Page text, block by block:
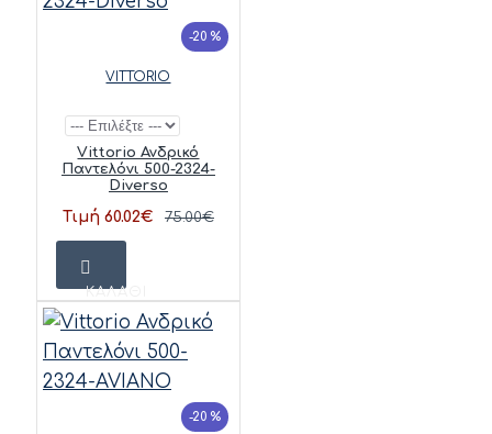
-20 %
VITTORIO
Vittorio Ανδρικό
Παντελόνι 500-2324-
Diverso
Τιμή 60.02€ 75.00€
ΚΑΛΆΘΙ
-20 %